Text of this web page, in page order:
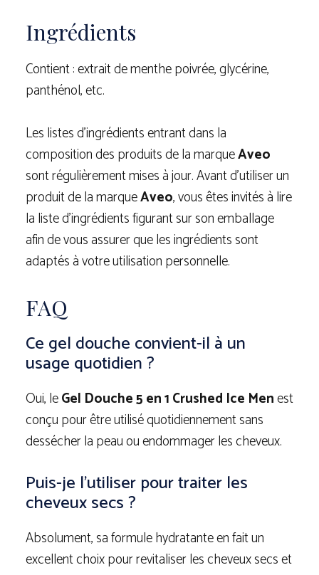
Ingrédients
Contient : extrait de menthe poivrée, glycérine,
panthénol, etc.
Les listes d’ingrédients entrant dans la
composition des produits de la marqueAveo
sont régulièrement mises à jour. Avant d’utiliser un
produit de la marqueAveo, vous êtes invités à lire
la liste d’ingrédients figurant sur son emballage
afin de vous assurer que les ingrédients sont
adaptés à votre utilisation personnelle.
FAQ
Ce gel douche convient-il à un
usage quotidien ?
Oui, leGel Douche 5 en 1 Crushed Ice Menest
conçu pour être utilisé quotidiennement sans
dessécher la peau ou endommager les cheveux.
Puis-je l’utiliser pour traiter les
cheveux secs ?
Absolument, sa formule hydratante en fait un
excellent choix pour revitaliser les cheveux secs et